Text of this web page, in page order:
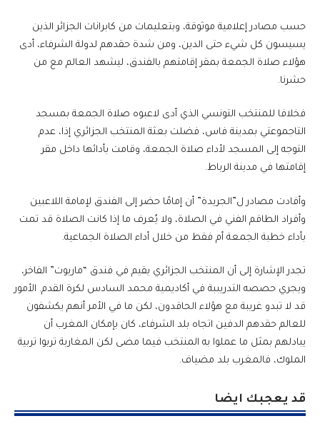
حسب مصادر إعلامية موثوقة، وبتعليمات من كابرانات الجزائر الذين
يسيسون كل شيء حتى الدين، ومن شدة حقدهم لدولة الشرفاء، أدى
هؤلاء صلاة الجمعة بمقر إقامتهم بالفندق، ليشهد العالم مع من
حشرنا.
فخلافا للمنتخب التونسي الذي أدى لاعبوه صلاة الجمعة بمسجد
التاجموعتي بمدينة فاس، فضلت بعثة المنتخب الجزائري إذا، عدم
التوجه إلى المسجد لأداء صلاة الجمعة، وقامت بأدائها داخل مقر
إقامتها في مدينة الرباط.
وأفادت مصادر ل”الجريدة” أن إمامًا حضر إلى الفندق لإمامة اللاعبين
وأفراد الطاقم الفني في الصلاة، ولا يُعرف ما إذا كانت الصلاة قد تمت
بأداء خطبة الجمعة أم فقط من خلال أداء الصلاة الجماعية.
تجدر الإشارة إلى أن المنتخب الجزائري يقيم في فندق “ماريوت” الفاخر،
ويجري حصصه التدريببة في أكاديمية محمد السادس لكرة القدم. الأمور
قد لا تبدو غريبة مع هؤلاء الحاقدون، لكن ما في الأمر أنهم يكشفون
للعالم حقدهم الدفين اتجاه بلد الشرفاء، كان بإمكان المغرب أن
يبادلهم بمثل ما عملوا به المنتخب فيما مضى لكن المغاربة تربوا تربية
الملوك، فالمغرب بلد مضياف.
قد يعجبك ايضا